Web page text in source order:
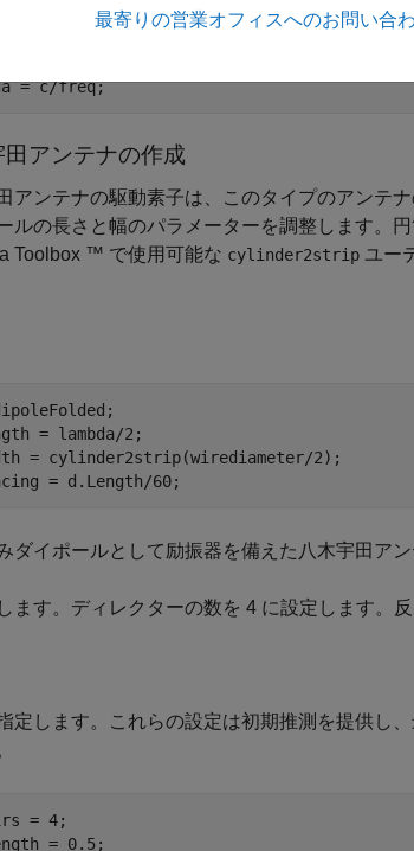
= c/freq;
田アンテナの作成
アンテナの駆動素子は、このタイプのアンテ
ルの長さと幅のパラメーターを調整します。
Toolbox ™ で使用可能な cylinder2strip ユー
= lambda/2;
= cylinder2strip(wirediameter/2);
= d.Length/60;
ダイポールとして励振器を備えた八木宇田ア
ます。ディレクターの数を 4 に設定します。
定します。これらの設定は初期推測を提供し
= 4;
= 0.5;
最寄りの営業オフィスへのお問い合